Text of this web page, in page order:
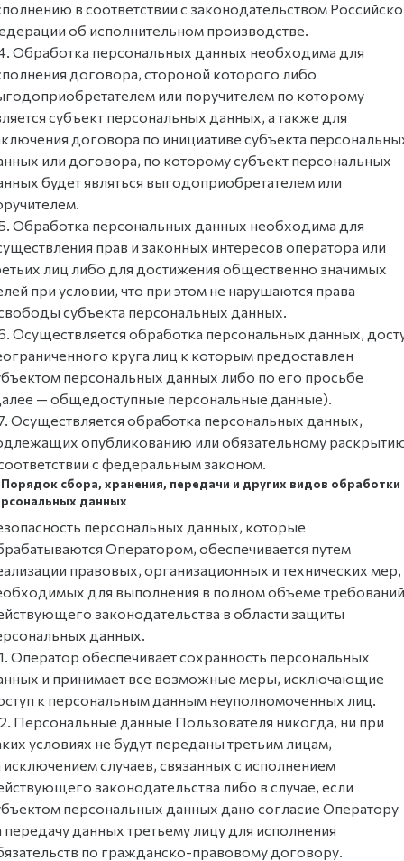
в соответствии с законодательством
об исполнительном производстве.
Обработка персональных данных необходима для
договора, стороной которого либо
или поручителем по которому
субъект персональных данных, а также для
договора по инициативе субъекта
или договора, по которому субъект персональных
будет являться выгодоприобретателем или
Обработка персональных данных необходима для
прав и законных интересов оператора или
лиц либо для достижения общественно значимых
при условии, что при этом не нарушаются права
субъекта персональных данных.
Осуществляется обработка персональных данных,
круга лиц к которым предоставлен
персональных данных либо по его просьбе
— общедоступные персональные данные).
Осуществляется обработка персональных данных,
опубликованию или обязательному
с федеральным законом.
сбора, хранения, передачи и других видов обработки
данных
персональных данных, которые
Оператором, обеспечивается путем
правовых, организационных и технических мер,
для выполнения в полном объеме требований
законодательства в области защиты
данных.
Оператор обеспечивает сохранность персональных
и принимает все возможные меры, исключающие
к персональным данным неуполномоченных лиц.
Персональные данные Пользователя никогда, ни при
условиях не будут переданы третьим лицам,
исключением случаев, связанных с исполнением
законодательства либо в случае, если
персональных данных дано согласие Оператору
передачу данных третьему лицу для исполнения
по гражданско-правовому договору.